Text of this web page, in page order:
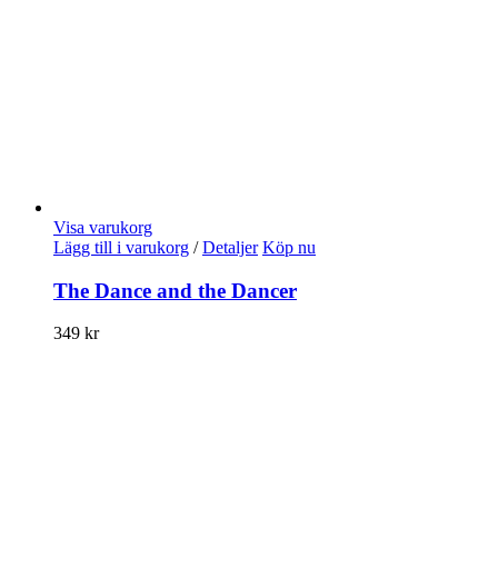
Visa varukorg
Lägg till i varukorg / Detaljer Köp nu
The Dance and the Dancer
349 kr